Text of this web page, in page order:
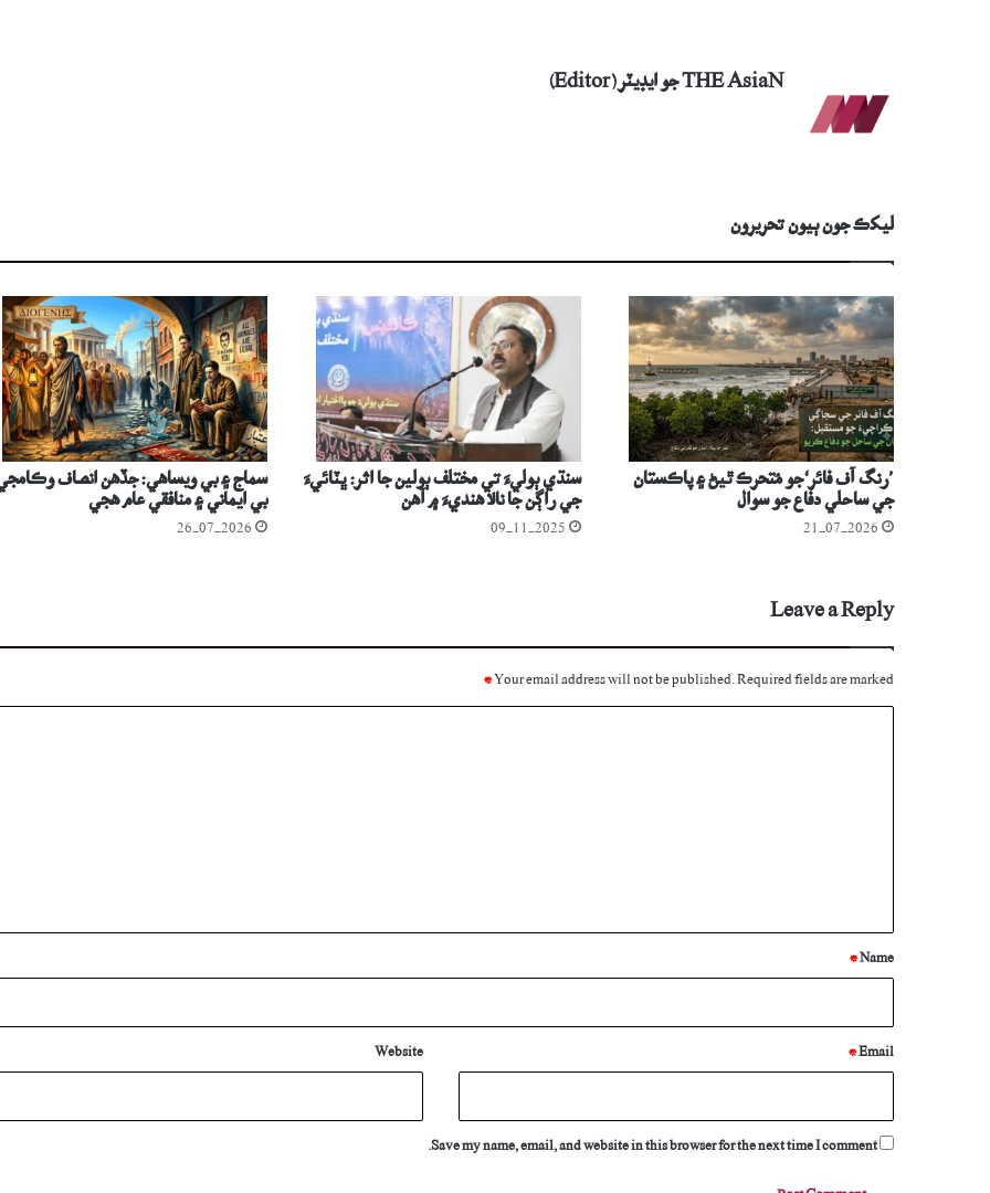
THE AsiaN جو ايڊيٽر (Editor)
ليکڪ جون ٻيون تحريرون
’رنگ آف فائر‘جو مُتحرڪ ٿيڻ ۽ پاڪستان
جي ساحلي دفاع جو سوال
21-07-2026
سنڌي ٻوليءَ تي مختلف ٻولين جا اثر: ڀٽائيءَ
جي راڳن جا نالا ھنديءَ ۾ آھن
09-11-2025
سماج ۽ بي ويساھي: جڏهن انصاف
بي ايماني ۽ منافقي عام ھجي
26-07-2026
Leave a Reply
Your email address will not be published.Required fields are marked
*
*
Name
*
Email
*
Website
Save my name, email, and website in this browser for the next time I comment.